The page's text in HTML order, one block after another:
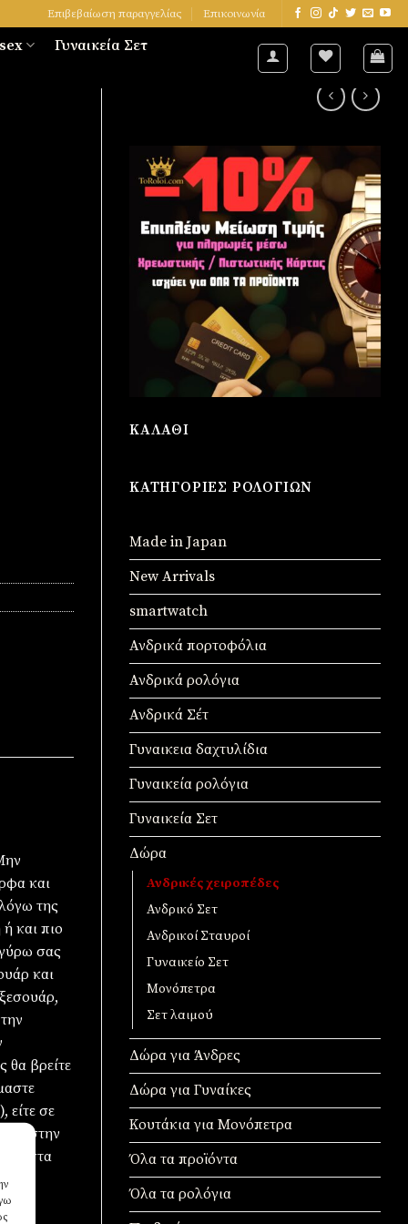
Επιβεβαίωση παραγγελίας Επικοινωνία
Γυναικεία Σετ
ΚΑΛΆΘΙ
ΚΑΤΗΓΟΡΊΕΣ ΡΟΛΟΓΙΏΝ
Made in Japan
New Arrivals
smartwatch
Ανδρικά πορτοφόλια
Ανδρικά ρολόγια
Ανδρικά Σέτ
Γυναικεια δαχτυλίδια
Γυναικεία ρολόγια
Γυναικεία Σετ
Δώρα
Ανδρικές χειροπέδες
Ανδρικό Σετ
Ανδρικοί Σταυροί
Γυναικείο Σετ
Μονόπετρα
Σετ λαιμού
Δώρα για Άνδρες
Δώρα για Γυναίκες
Κουτάκια για Μονόπετρα
Όλα τα προϊόντα
Όλα τα ρολόγια
και
της
και πιο
σας
και
θα βρείτε
είτε σε
στην
στα